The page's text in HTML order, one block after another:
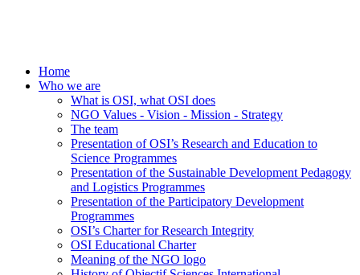
Home
Who we are
What is OSI, what OSI does
NGO Values - Vision - Mission - Strategy
The team
Presentation of OSI’s Research and Education to
Science Programmes
Presentation of the Sustainable Development Pedagogy
and Logistics Programmes
Presentation of the Participatory Development
Programmes
OSI’s Charter for Research Integrity
OSI Educational Charter
Meaning of the NGO logo